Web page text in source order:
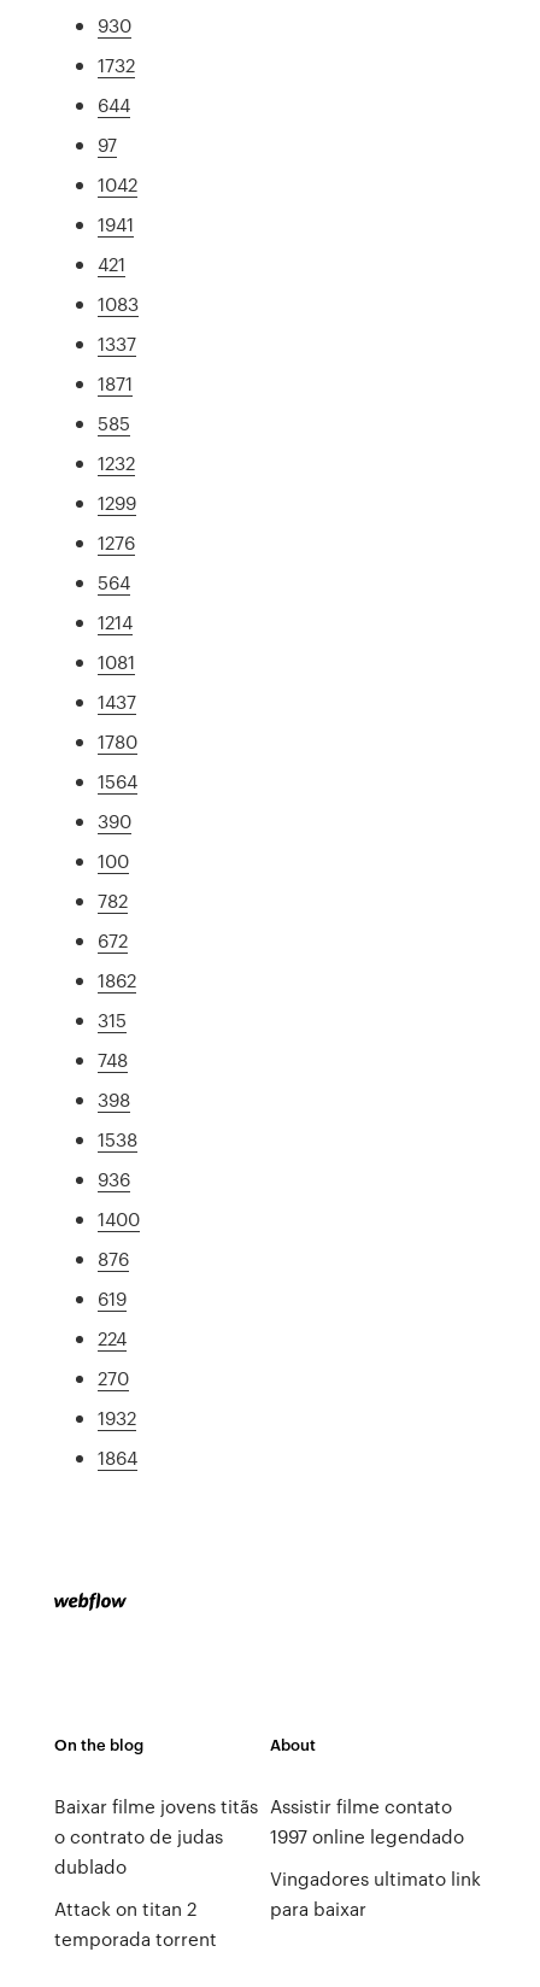
930
1732
644
97
1042
1941
421
1083
1337
1871
585
1232
1299
1276
564
1214
1081
1437
1780
1564
390
100
782
672
1862
315
748
398
1538
936
1400
876
619
224
270
1932
1864
On the blog
Baixar filme jovens titãs
o contrato de judas
dublado
Attack on titan 2
temporada torrent
About
Assistir filme contato
1997 online legendado
Vingadores ultimato link
para baixar